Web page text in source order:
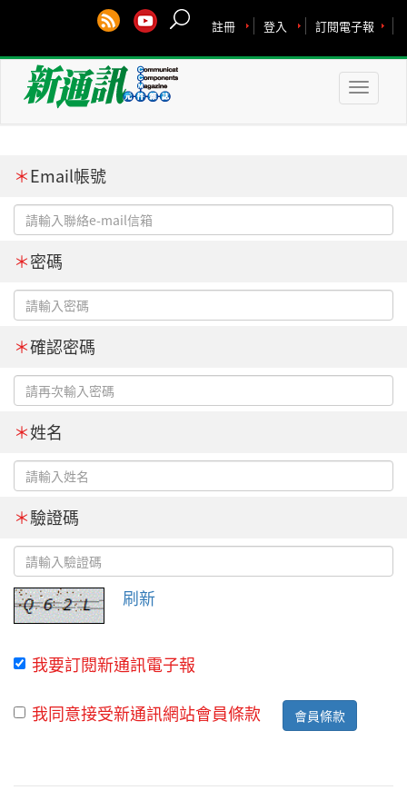
訂閱電子報
登入
註冊
Toggle
＊Email帳號
＊密碼
＊確認密碼
＊姓名
＊驗證碼
刷新
我要訂閱新通訊電子報
我同意接受新通訊網站會員條款
會員條款